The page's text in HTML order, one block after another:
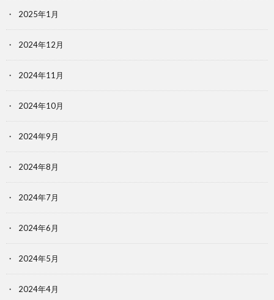
2025年1月
2024年12月
2024年11月
2024年10月
2024年9月
2024年8月
2024年7月
2024年6月
2024年5月
2024年4月